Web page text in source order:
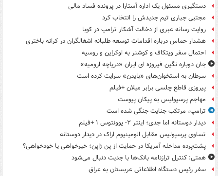
دستگیری مسئول یک اداره آستارا در پرونده فساد مالی
مجتبی جباری تیم جدیدش را انتخاب کرد
روایت رسانه عبری از دخالت آشکار ترامپ در کوبا
هشدار حماس درباره اقدامات توسعه طلبانه اشغالگران در کرانه باختری
احتمال سفر ویتکاف و کوشنر به اوکراین و روسیه
جان دوباره نگین فیروزه ای ایران «دریاچه ارومیه»
سرطان به استخوان‌های «بایدن» سرایت کرده است
پیروزی قاطع چلسی برابر میلان +فیلم
مهاجم پرسپولیس به پیکان پیوست
ترامپ، مرتکب جنایت جنگی شده است
دیدار دوستانه اما جدی؛ اینتر ۲- یوونتوس ۱ +فیلم
تساوی پرسپولیس مقابل الومینیوم اراک در دیدار دوستانه
پشت‌پرده مداخله آمریکا در حمایت از یِن ژاپن؛ خیرخواهی یا خودخواهی؟
همتی: کنترل ترازنامه بانک‌ها با جدیت دنبال می‌شود
سفر رئیس دستگاه اطلاعاتی عربستان به عراق